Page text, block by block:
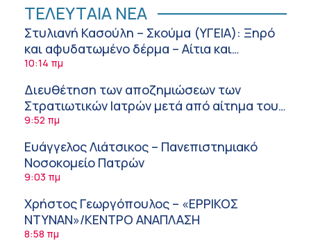
ΤΕΛΕΥΤΑΙΑ ΝΕΑ
Στυλιανή Κασούλη – Σκούμα (ΥΓΕΙΑ): Ξηρό
και αφυδατωμένο δέρμα – Αίτια και
αντιμετώπιση
10:14 πμ
Διευθέτηση των αποζημιώσεων των
Στρατιωτικών Ιατρών μετά από αίτημα του
ΙΣΑ
9:52 πμ
Ευάγγελος Λιάτσικος – Πανεπιστημιακό
Νοσοκομείο Πατρών
9:03 πμ
Χρήστος Γεωργόπουλος – «ΕΡΡΙΚΟΣ
ΝΤΥΝΑΝ»/ΚΕΝΤΡΟ ΑΝΑΠΛΑΣΗ
8:58 πμ